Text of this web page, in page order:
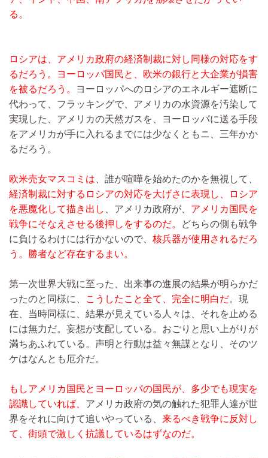
る。
ロシアは、アメリカ政府の経済制裁に対し同様の対応をす
るだろう。ヨーロッパ国民と、欧米の銀行と大企業が損害
を被るだろう。
ヨーロッパへのロシアのエネルギー遮断に
代わって、フラッキングで、アメリカの水資源を汚染して
実現した、アメリカの天然ガスを、ヨーロッパに送る手段
をアメリカが手に入れるまでには少なくともニ、三年かか
るだろう。
欧米売女マスコミは 、誰が喧嘩を始めたのかを無視して、
経済制裁に対するロシアの対応を大げさに表現し、ロシア
を悪魔化して描き出し
、アメリカ政府が、 アメリカ国民を
戦争にそなえさせる後押しをするのだ。
どちらの側も戦争
に負けるわけには行かないので、 核兵器が使用されるだろ
う。勝者など存在するまい。
第一次世界大戦に至った、出来事の進展の結果が明らかだ
ったのと同様に、
こうしたこと全て、完全に明白だ。現
在、当時同様に、結果が見えている人々は、それを止める
には無力だ。妄想が支配している。おごりと思い上がりが
満ちあふれている。声明と行動は益々無謀となり、そのツ
ケはなんとも厄介だ。
もしアメリカ国民とヨーロッパの国民が、多少でも現実を
認識していれば、 アメリカ政府の気の触れた犯罪人達が世
界をそれに向けて追いやっている、 来るべき戦争に反対し
て、街頭で激しく抗議しているはずなのだ。